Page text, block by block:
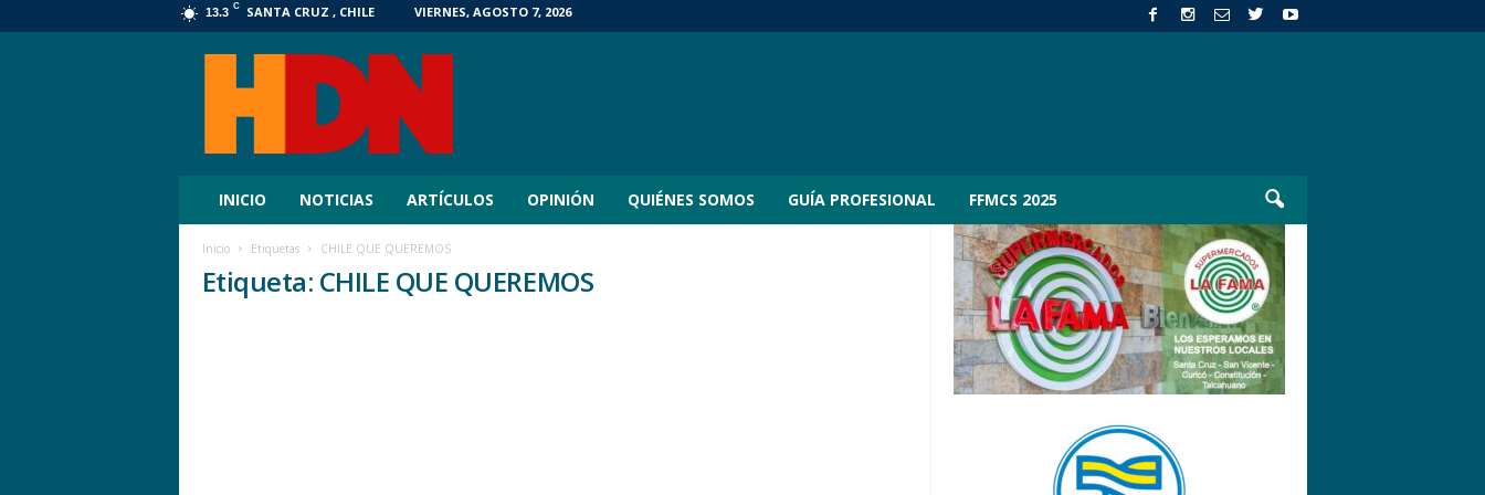
13.3 C SANTA CRUZ , CHILE VIERNES, AGOSTO 7, 2026
HDN
INICIO NOTICIAS ARTÍCULOS OPINIÓN QUIÉNES SOMOS GUÍA PROFESIONAL FFMCS 2025
Inicio Etiquetas CHILE QUE QUEREMOS
Etiqueta: CHILE QUE QUEREMOS